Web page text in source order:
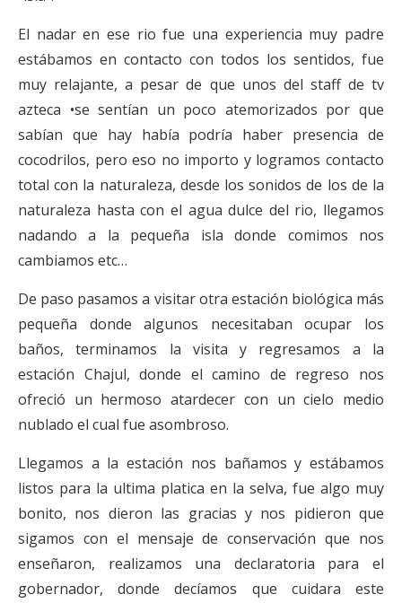
El nadar en ese rio fue una experiencia muy padre
estábamos en contacto con todos los sentidos, fue
muy relajante, a pesar de que unos del staff de tv
azteca •se sentían un poco atemorizados por que
sabían que hay había podría haber presencia de
cocodrilos, pero eso no importo y logramos contacto
total con la naturaleza, desde los sonidos de los de la
naturaleza hasta con el agua dulce del rio, llegamos
nadando a la pequeña isla donde comimos nos
cambiamos etc…
De paso pasamos a visitar otra estación biológica más
pequeña donde algunos necesitaban ocupar los
baños, terminamos la visita y regresamos a la
estación Chajul, donde el camino de regreso nos
ofreció un hermoso atardecer con un cielo medio
nublado el cual fue asombroso.
Llegamos a la estación nos bañamos y estábamos
listos para la ultima platica en la selva, fue algo muy
bonito, nos dieron las gracias y nos pidieron que
sigamos con el mensaje de conservación que nos
enseñaron, realizamos una declaratoria para el
gobernador, donde decíamos que cuidara este